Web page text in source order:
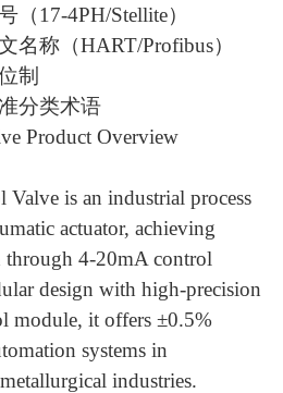
17-4PH/Stellite）
名称（HART/Profibus）
制
分类术语
Product Overview
Valve is an industrial process
actuator, achieving
through 4-20mA control
design with high-precision
module, it offers ±0.5%
systems in
industries.